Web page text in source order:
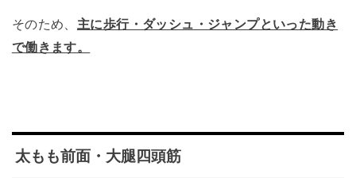
そのため、 主に歩行・ダッシュ・ジャンプといった動き
で働きます。
太もも前面・大腿四頭筋